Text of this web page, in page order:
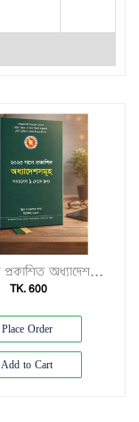
২০২৫ সালে প্রকাশিত অধ্যাদেশসমূহ (অধ্যাদেশ ১–৮০)"
TK. 600
Place Order
Add to Cart